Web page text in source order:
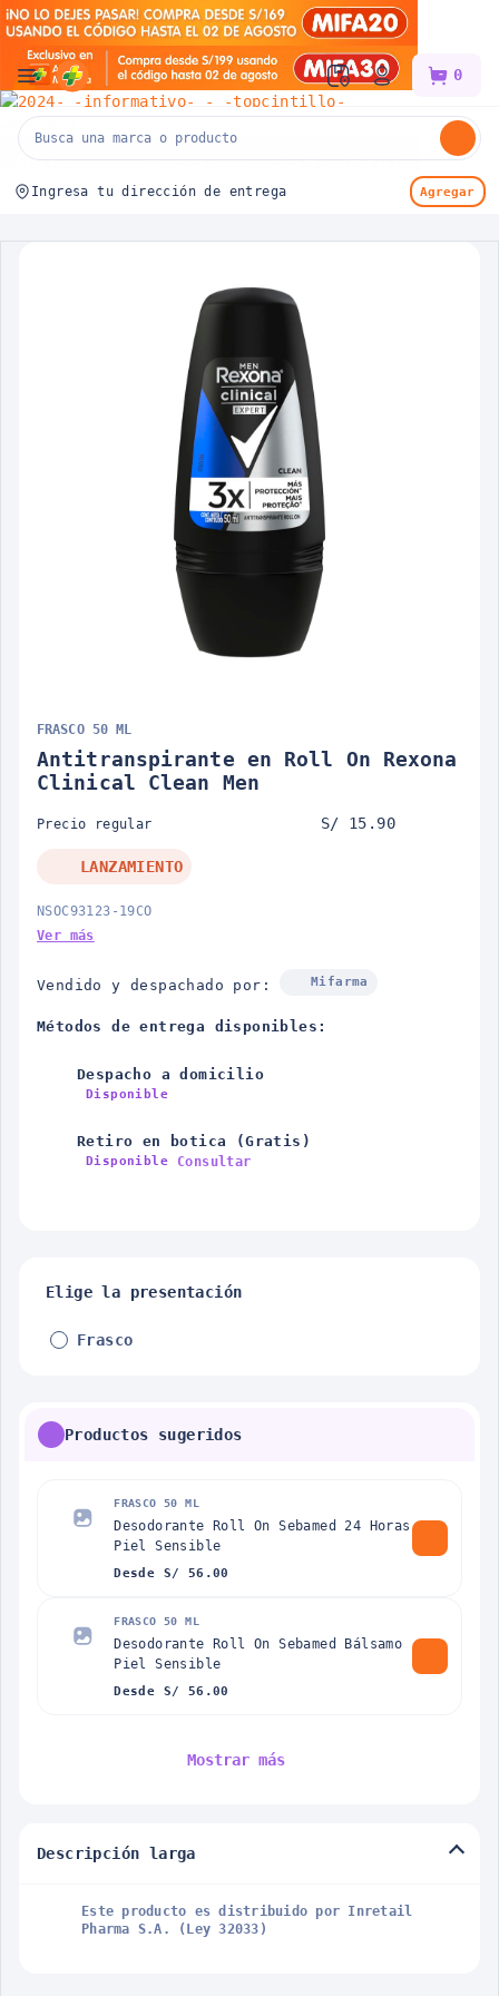
Mifarma 0
Ingresa tu dirección de entrega Agregar
FRASCO 50 ML
Antitranspirante en Roll On Rexona
Clinical Clean Men
Precio regular S/ 15.90
LANZAMIENTO
NSOC93123-19CO
Ver más
Vendido y despachado por: Mifarma
Métodos de entrega disponibles:
Despacho a domicilio
Disponible
Retiro en botica (Gratis)
Disponible Consultar
Elige la presentación
Frasco
Productos sugeridos
FRASCO 50 ML
Desodorante Roll On Sebamed 24 Horas
Piel Sensible
Desde S/ 56.00
FRASCO 50 ML
Desodorante Roll On Sebamed Bálsamo
Piel Sensible
Desde S/ 56.00
Mostrar más
Descripción larga
Este producto es distribuido por Inretail
Pharma S.A. (Ley 32033)